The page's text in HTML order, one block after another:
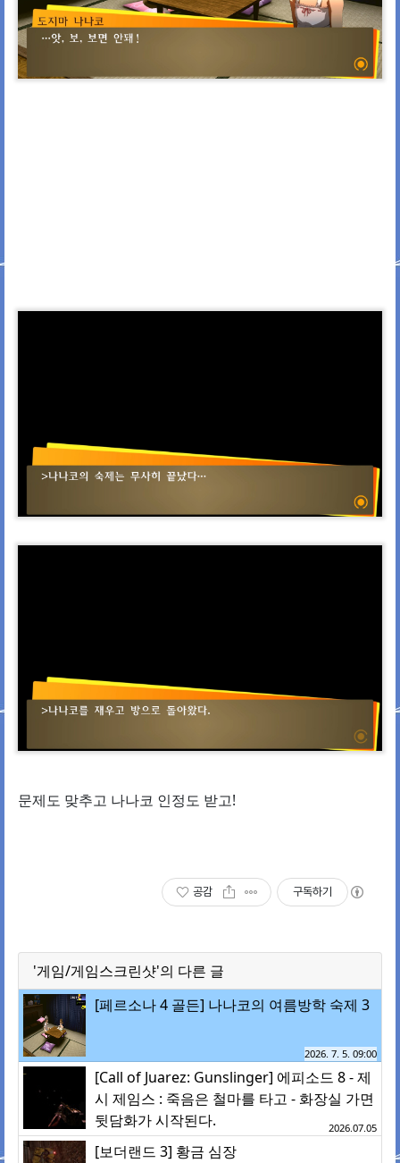
문제도 맞추고 나나코 인정도 받고!
공감 구독하기
'게임/게임스크린샷'의 다른 글
[페르소나 4 골든] 나나코의 여름방학 숙제 3
2026. 7. 5. 09:00
[Call of Juarez: Gunslinger] 에피소드 8 - 제
시 제임스 : 죽음은 철마를 타고 - 화장실 가면
뒷담화가 시작된다.
2026.07.05
[보더랜드 3] 황금 심장